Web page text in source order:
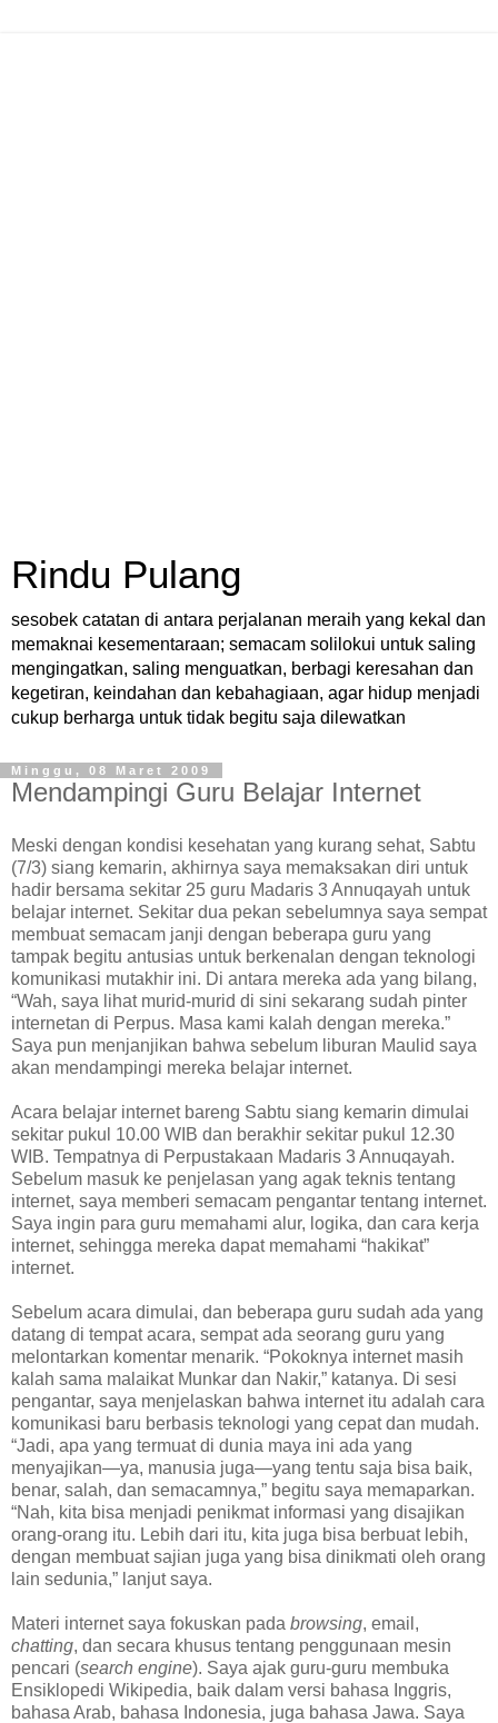
Rindu Pulang
sesobek catatan di antara perjalanan meraih yang kekal dan
memaknai kesementaraan; semacam solilokui untuk saling
mengingatkan, saling menguatkan, berbagi keresahan dan
kegetiran, keindahan dan kebahagiaan, agar hidup menjadi
cukup berharga untuk tidak begitu saja dilewatkan
Minggu, 08 Maret 2009
Mendampingi Guru Belajar Internet
Meski dengan kondisi kesehatan yang kurang sehat, Sabtu
(7/3) siang kemarin, akhirnya saya memaksakan diri untuk
hadir bersama sekitar 25 guru Madaris 3 Annuqayah untuk
belajar internet. Sekitar dua pekan sebelumnya saya sempat
membuat semacam janji dengan beberapa guru yang
tampak begitu antusias untuk berkenalan dengan teknologi
komunikasi mutakhir ini. Di antara mereka ada yang bilang,
“Wah, saya lihat murid-murid di sini sekarang sudah pinter
internetan di Perpus. Masa kami kalah dengan mereka.”
Saya pun menjanjikan bahwa sebelum liburan Maulid saya
akan mendampingi mereka belajar internet.
Acara belajar internet bareng Sabtu siang kemarin dimulai
sekitar pukul 10.00 WIB dan berakhir sekitar pukul 12.30
WIB. Tempatnya di Perpustakaan Madaris 3 Annuqayah.
Sebelum masuk ke penjelasan yang agak teknis tentang
internet, saya memberi semacam pengantar tentang internet.
Saya ingin para guru memahami alur, logika, dan cara kerja
internet, sehingga mereka dapat memahami “hakikat”
internet.
Sebelum acara dimulai, dan beberapa guru sudah ada yang
datang di tempat acara, sempat ada seorang guru yang
melontarkan komentar menarik. “Pokoknya internet masih
kalah sama malaikat Munkar dan Nakir,” katanya. Di sesi
pengantar, saya menjelaskan bahwa internet itu adalah cara
komunikasi baru berbasis teknologi yang cepat dan mudah.
“Jadi, apa yang termuat di dunia maya ini ada yang
menyajikan—ya, manusia juga—yang tentu saja bisa baik,
benar, salah, dan semacamnya,” begitu saya memaparkan.
“Nah, kita bisa menjadi penikmat informasi yang disajikan
orang-orang itu. Lebih dari itu, kita juga bisa berbuat lebih,
dengan membuat sajian juga yang bisa dinikmati oleh orang
lain sedunia,” lanjut saya.
Materi internet saya fokuskan pada browsing, email,
chatting, dan secara khusus tentang penggunaan mesin
pencari (search engine). Saya ajak guru-guru membuka
Ensiklopedi Wikipedia, baik dalam versi bahasa Inggris,
bahasa Arab, bahasa Indonesia, juga bahasa Jawa. Saya